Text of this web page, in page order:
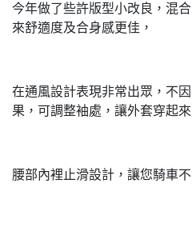
今年做了些許版型小改良，混
來舒適度及合身感更佳，
在通風設計表現非常出眾，不
果，可調整袖處，讓外套穿起來
腰部內裡止滑設計，讓您騎車